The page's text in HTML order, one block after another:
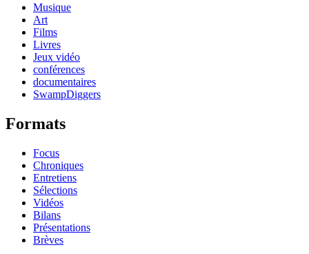
Musique
Art
Films
Livres
Jeux vidéo
conférences
documentaires
SwampDiggers
Formats
Focus
Chroniques
Entretiens
Sélections
Vidéos
Bilans
Présentations
Brèves